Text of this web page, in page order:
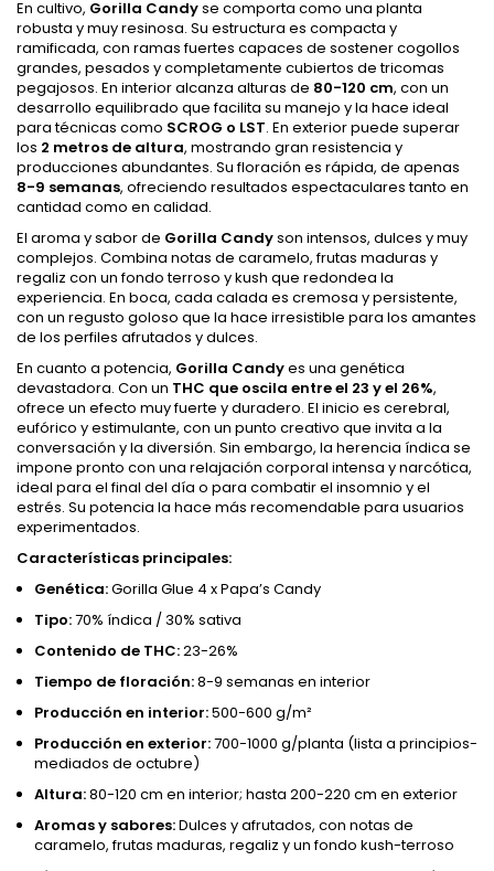
En cultivo, Gorilla Candyse comporta como una planta
robusta y muy resinosa. Su estructura es compacta y
ramificada, con ramas fuertes capaces de sostener cogollos
grandes, pesados y completamente cubiertos de tricomas
pegajosos. En interior alcanza alturas de 80-120 cm, con un
desarrollo equilibrado que facilita su manejo y la hace ideal
para técnicas como SCROG o LST. En exterior puede superar
los 2 metros de altura, mostrando gran resistencia y
producciones abundantes. Su floración es rápida, de apenas
8-9 semanas, ofreciendo resultados espectaculares tanto en
cantidad como en calidad.
El aroma y sabor de Gorilla Candyson intensos, dulces y muy
complejos. Combina notas de caramelo, frutas maduras y
regaliz con un fondo terroso y kush que redondea la
experiencia. En boca, cada calada es cremosa y persistente,
con un regusto goloso que la hace irresistible para los amantes
de los perfiles afrutados y dulces.
En cuanto a potencia, Gorilla Candyes una genética
devastadora. Con un THC que oscila entre el 23 y el 26%,
ofrece un efecto muy fuerte y duradero. El inicio es cerebral,
eufórico y estimulante, con un punto creativo que invita a la
conversación y la diversión. Sin embargo, la herencia índica se
impone pronto con una relajación corporal intensa y narcótica,
ideal para el final del día o para combatir el insomnio y el
estrés. Su potencia la hace más recomendable para usuarios
experimentados.
Características principales:
Genética:Gorilla Glue 4 x Papa’s Candy
Tipo:70% índica / 30% sativa
Contenido de THC:23-26%
Tiempo de floración:8-9 semanas en interior
Producción en interior:500-600 g/m²
Producción en exterior:700-1000 g/planta (lista a principios-
mediados de octubre)
Altura:80-120 cm en interior; hasta 200-220 cm en exterior
Aromas y sabores:Dulces y afrutados, con notas de
caramelo, frutas maduras, regaliz y un fondo kush-terroso